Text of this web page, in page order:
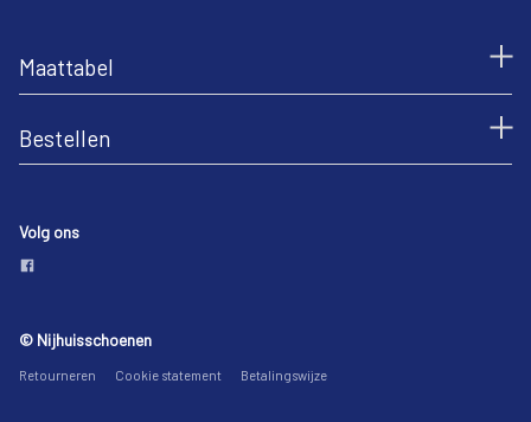
Maattabel
Bestellen
Volg ons
© Nijhuisschoenen
Retourneren Cookie statement Betalingswijze